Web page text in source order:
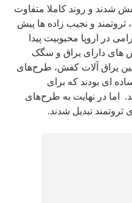
شدند و روند کاملا متفاوت
و نجیب زاده ها پیش
در اروپا محبوبیت پیدا
های دارای یراق و سگک
یراق آلات کفش، طرح‌های
ای بودند که برای
اما در نهایت به طرح‌های
ثروتمند تبدیل شدند.